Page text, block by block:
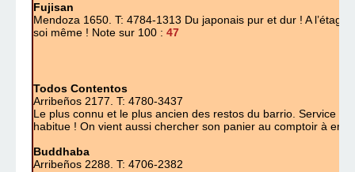
Fujisan
Mendoza 1650. T: 4784-1313 Du japonais pur et dur ! A
soi même ! Note sur 100 : 47
Todos Contentos
Arribeños 2177. T: 4780-3437
Le plus connu et le plus ancien des restos du barrio. Service
habitue ! On vient aussi chercher son panier au comptoir à
Buddhaba
Arribeños 2288. T: 4706-2382